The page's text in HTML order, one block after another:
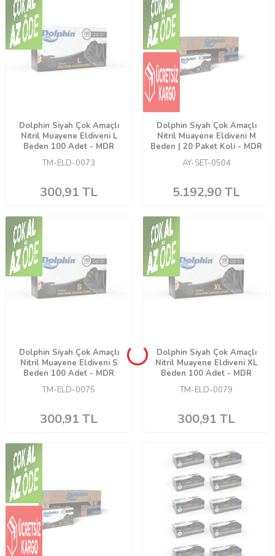
Dolphin Siyah Çok Amaçlı
Nitril Muayene Eldiveni L
Beden 100 Adet - MDR
TM-ELD-0073
300,91 TL
Dolphin Siyah Çok Amaçlı
Nitril Muayene Eldiveni M
Beden | 20 Paket Koli - MDR
AY-SET-0504
5.192,90TL
Dolphin Siyah Çok Amaçlı
Nitril Muayene Eldiveni S
Beden 100 Adet - MDR
TM-ELD-0075
300,91 TL
Dolphin Siyah Çok Amaçlı
Nitril Muayene Eldiveni XL
Beden 100 Adet - MDR
TM-ELD-0079
300,91 TL